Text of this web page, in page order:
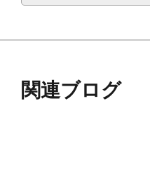
【髪型】
部と「小悪魔ツ
ザーなどを装着
関連ブログ